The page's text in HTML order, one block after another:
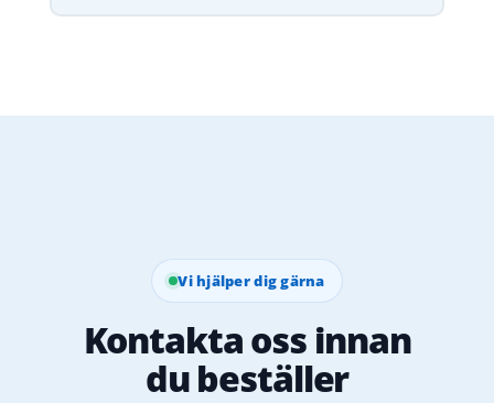
Vi hjälper dig gärna
Kontakta oss innan
du beställer